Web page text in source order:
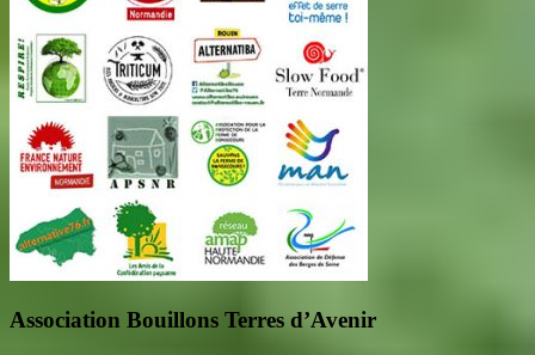
Association Bouillons Terres d’Avenir